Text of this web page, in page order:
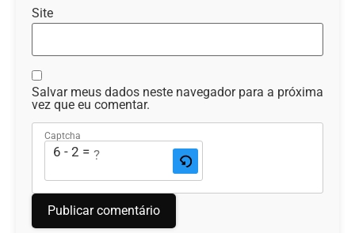
Site
Salvar meus dados neste navegador para a próxima
vez que eu comentar.
Captcha
6 - 2 = ?